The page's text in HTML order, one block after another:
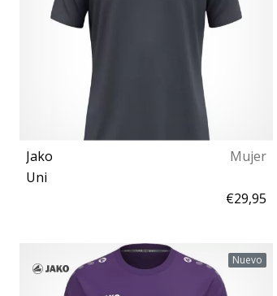
Jako
Mujer
Uni
€29,95
L XL Nuevo